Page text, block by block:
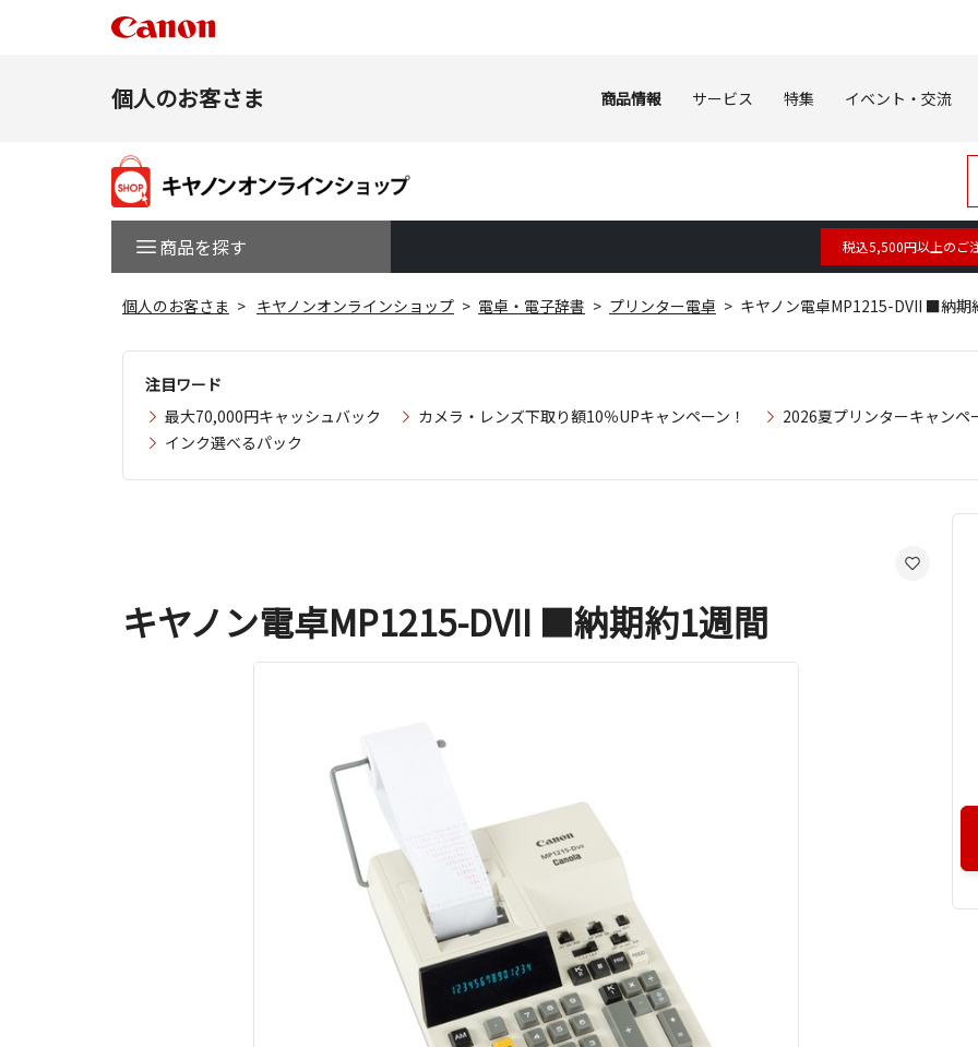
個人のお客さま 商品情報 サービス 特集 イベント・交流
商品を探す 税込5,500円以上のご
個人のお客さま キヤノンオンラインショップ 電卓・電子辞書 プリンター電卓 キヤノン電卓MP1215-DVII ■納期
注目ワード
最大70,000円キャッシュバック
カメラ・レンズ下取り額10％UPキャンペーン！
2026夏プリンターキャンペ
インク選べるパック
キヤノン電卓MP1215-DVII ■納期約1週間